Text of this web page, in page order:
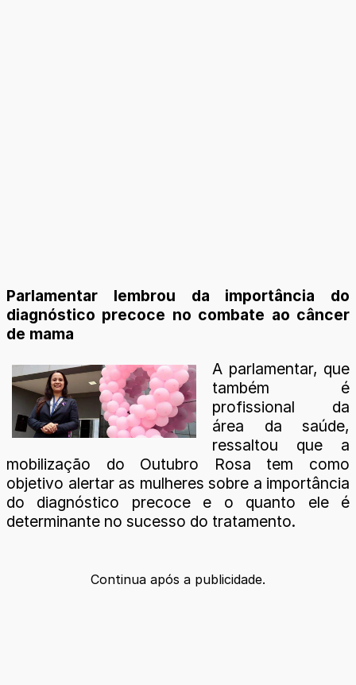
Parlamentar lembrou da importância do
diagnóstico precoce no combate ao câncer
de mama
A parlamentar, que
também é
profissional da
área da saúde,
ressaltou que a
mobilização do Outubro Rosa tem como
objetivo alertar as mulheres sobre a importância
do diagnóstico precoce e o quanto ele é
determinante no sucesso do tratamento.
Continua após a publicidade.